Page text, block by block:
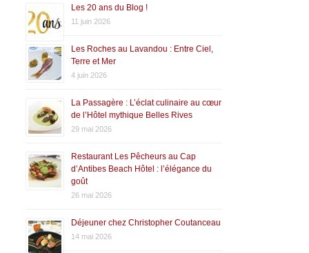
Les 20 ans du Blog !
11 juin 2026
Les Roches au Lavandou : Entre Ciel,
Terre et Mer
4 juin 2026
La Passagère : L’éclat culinaire au cœur
de l’Hôtel mythique Belles Rives
29 mai 2026
Restaurant Les Pêcheurs au Cap
d’Antibes Beach Hôtel : l’élégance du
goût
26 mai 2026
Déjeuner chez Christopher Coutanceau
14 mai 2026